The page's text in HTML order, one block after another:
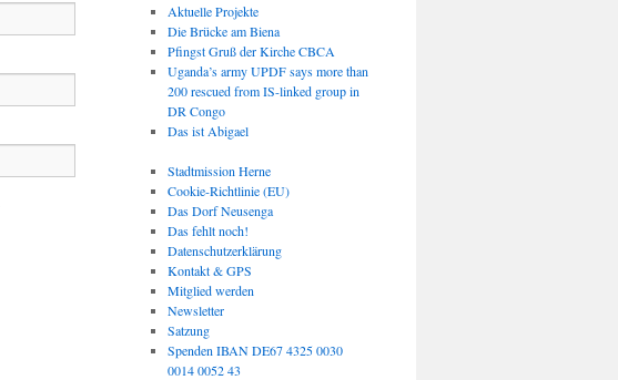
Aktuelle Projekte
Die Brücke am Biena
Pfingst Gruß der Kirche CBCA
Uganda’s army UPDF says more than
200 rescued from IS-linked group in
DR Congo
Das ist Abigael
Stadtmission Herne
Cookie-Richtlinie (EU)
Das Dorf Neusenga
Das fehlt noch!
Datenschutzerklärung
Kontakt & GPS
Mitglied werden
Newsletter
Satzung
Spenden IBAN DE67 4325 0030
0014 0052 43